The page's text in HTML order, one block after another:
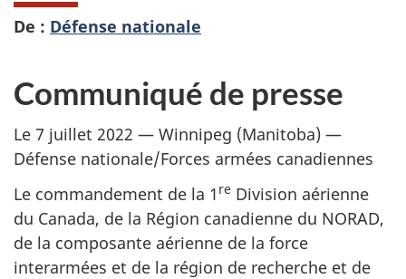
De : Défense nationale
Communiqué de presse
Le 7 juillet 2022 — Winnipeg (Manitoba) —
Défense nationale/Forces armées canadiennes
Le commandement de la 1 re Division aérienne
du Canada, de la Région canadienne du NORAD,
de la composante aérienne de la force
interarmées et de la région de recherche et de